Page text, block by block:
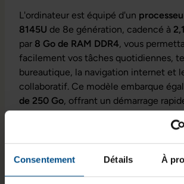
Consentement Détails À
L'ordinateur est équipé d'un
8145U de 8e génération, cadencé à
par 8 Go de RAM DDR4, vous
facilement vos tâches quotidiennes,
bureautique, la navigation internet et
collaboratif. Ce modèle embarque
de 250 Go, offrant un démarrage